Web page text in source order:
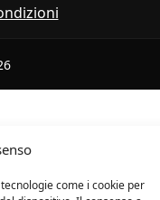
come i cookie per